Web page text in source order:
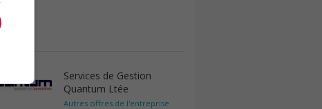
Services de Gestion
Quantum Ltée
Autres offres de l'entreprise